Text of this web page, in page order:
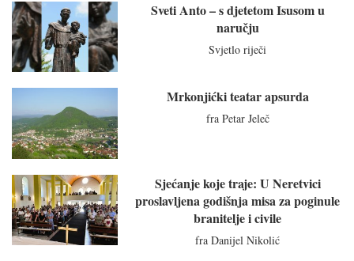
Sveti Anto – s djetetom Isusom u
naručju
Svjetlo riječi
Mrkonjićki teatar apsurda
fra Petar Jeleč
Sjećanje koje traje: U Neretvici
proslavljena godišnja misa za poginule
branitelje i civile
fra Danijel Nikolić